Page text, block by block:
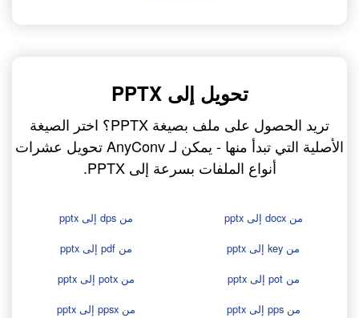
تحويل إلى PPTX
تريد الحصول على ملف بصيغة PPTX؟ اختر الصيغة
الأصلية التي تبدأ منها - يمكن لـ AnyConv تحويل عشرات
أنواع الملفات بسرعة إلى PPTX.
من docx إلى pptx
من dps إلى pptx
من key إلى pptx
من pdf إلى pptx
من pot إلى pptx
من potx إلى pptx
من pps إلى pptx
من ppsx إلى pptx